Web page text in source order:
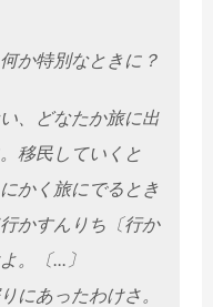
か特別なときに？
、どなたか旅に出
移民していくと
かく旅にでるとき
かすんりち〔行か
。〔...〕
にあったわけさ。